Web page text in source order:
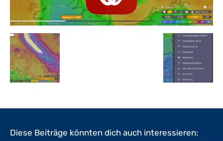
Diese Beiträge könnten dich auch interessieren: